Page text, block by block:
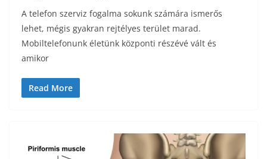
A telefon szerviz fogalma sokunk számára ismerős
lehet, mégis gyakran rejtélyes terület marad.
Mobiltelefonunk életünk központi részévé vált és
amikor
Read More